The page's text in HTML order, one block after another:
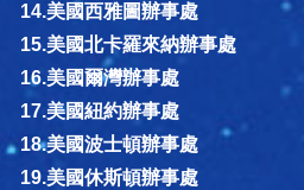
14.美國西雅圖辦事處
15.美國北卡羅來納辦事處
16.美國爾灣辦事處
17.美國紐約辦事處
18.美國波士頓辦事處
19.美國休斯頓辦事處